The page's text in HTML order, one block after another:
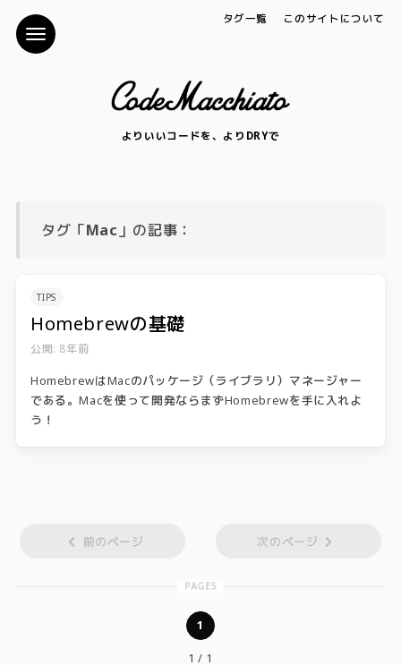
タグ一覧 このサイトについて
よりいいコードを、よりDRYで
タグ「Mac 」の記事：
TIPS
Homebrewの基礎
公開: 8年前
HomebrewはMacのパッケージ（ライブラリ）マネージャー
である。Macを使って開発ならまずHomebrewを手に入れよ
う！
前のページ
PAGES
1
次のページ
1 / 1